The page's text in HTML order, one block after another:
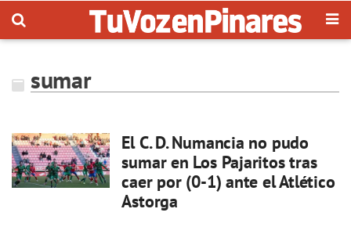
sumar
El C. D. Numancia no pudo
sumar en Los Pajaritos tras
caer por (0-1) ante el Atlético
Astorga